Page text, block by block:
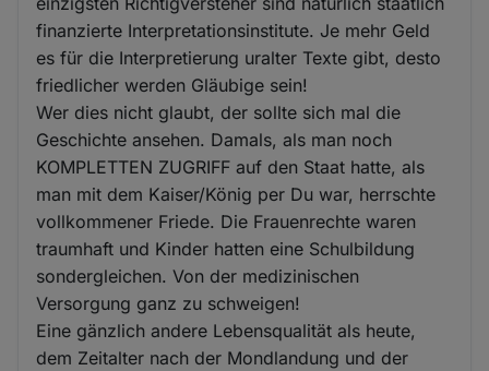
finanzierte Interpretationsinstitute. Je mehr Geld
es für die Interpretierung uralter Texte gibt, desto
friedlicher werden Gläubige sein!
Wer dies nicht glaubt, der sollte sich mal die
Geschichte ansehen. Damals, als man noch
KOMPLETTEN ZUGRIFF auf den Staat hatte, als
man mit dem Kaiser/König per Du war, herrschte
vollkommener Friede. Die Frauenrechte waren
traumhaft und Kinder hatten eine Schulbildung
sondergleichen. Von der medizinischen
Versorgung ganz zu schweigen!
Eine gänzlich andere Lebensqualität als heute,
dem Zeitalter nach der Mondlandung und der